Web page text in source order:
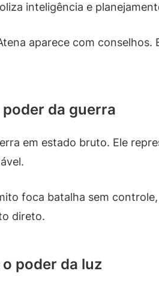
inteligência e
aparece com
poder da guerra
em estado bruto. Ele
foca batalha sem
direto.
poder da luz